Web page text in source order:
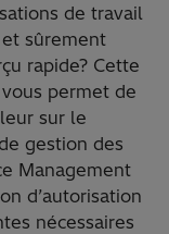
de travail
sûrement
rapide? Cette
permet de
sur le
gestion des
Management
d’autorisation
nécessaires